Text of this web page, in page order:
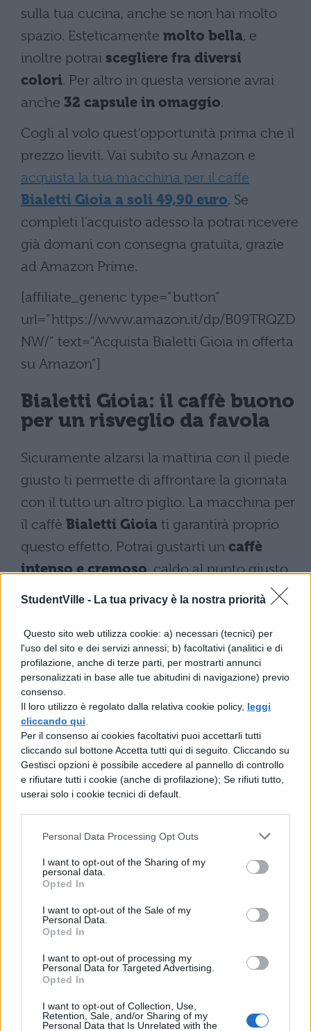
StudentVille - La tua privacy è la nostra priorità
Questo sito web utilizza cookie: a) necessari (tecnici) per
l'uso del sito e dei servizi annessi; b) facoltativi (analitici e di
profilazione, anche di terze parti, per mostrarti annunci
personalizzati in base alle tue abitudini di navigazione) previo
consenso.
Il loro utilizzo è regolato dalla relativa cookie policy, leggi
cliccando qui
Per il consenso ai cookies facoltativi puoi accettarli tutti
cliccando sul bottone Accetta tutti qui di seguito. Cliccando su
Gestisci opzioni è possibile accedere al pannello di controllo
e rifiutare tutti i cookie (anche di profilazione); Se rifiuti tutto,
userai solo i cookie tecnici di default.
Personal Data Processing Opt Outs
I want to opt-out of the Sharing of my
personal data.
Opted In
I want to opt-out of the Sale of my
Personal Data.
Opted In
I want to opt-out of processing my
Personal Data for Targeted Advertising.
Opted In
I want to opt-out of Collection, Use,
Retention, Sale, and/or Sharing of my
Personal Data that Is Unrelated with the
sulla tua cucina, anche se non hai molto
spazio. Esteticamente molto bella, e
inoltre potrai scegliere fra diversi
colori. Per altro in questa versione avrai
anche 32 capsule in omaggio.
Cogli al volo quest’opportunità prima che il
prezzo lieviti. Vai subito su Amazon e
acquista la tua macchina per il caffè
Bialetti Gioia a soli 49,90 euro. Se
completi l’acquisto adesso la potrai ricevere
già domani con consegna gratuita, grazie
ad Amazon Prime.
[affiliate_generic type=”button”
url=”https://www.amazon.it/dp/B09TRQZD
NW/” text=”Acquista Bialetti Gioia in offerta
su Amazon”]
Bialetti Gioia: il caffè buono
per un risveglio da favola
Sicuramente alzarsi la mattina con il piede
giusto ti permette di affrontare la giornata
con il tutto un altro piglio. La macchina per
il caffè Bialetti Gioia ti garantirà proprio
questo effetto. Potrai gustarti un caffè
intenso e cremoso, caldo al punto giusto,
e decidere se berlo lungo o corto in base
Grazie al suodesign compatto, conmeno
di 34 cm di profondità, si adatta a
qualsiasi spazio, anche dove non ce n’è
molto. Funziona concapsule in alluminio
che ti garantiranno un caffè eccezionale e
nello stesso tempo faranno bene
all’ambiente.
[affiliate_generic type=”button”
url=”https://www.amazon.it/dp/B09TRQZD
NW/” text=”Acquista Bialetti Gioia in offerta
su Amazon”]
Se stai ancora leggendo sappi che adesso